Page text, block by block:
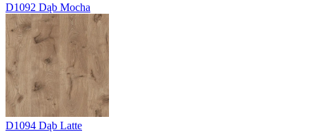
D1092 Dąb Mocha
D1094 Dąb Latte